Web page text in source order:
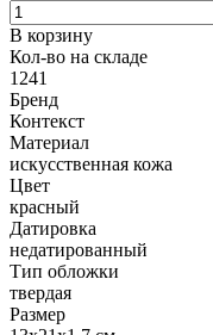
В корзину
Кол-во на складе
1241
Бренд
Контекст
Материал
искусственная кожа
Цвет
красный
Датировка
недатированный
Тип обложки
твердая
Размер